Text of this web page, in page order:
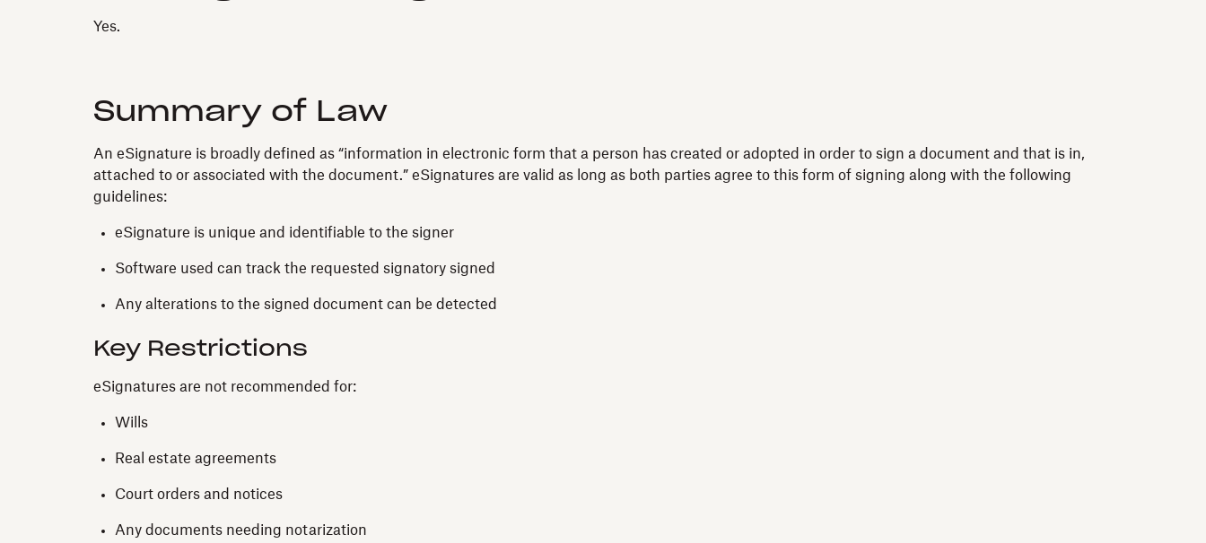
Yes.
Summary of Law
An eSignature is broadly defined as “information in electronic form that a person has created or adopted in order to sign a document and that is in,
attached to or associated with the document.” eSignatures are valid as long as both parties agree to this form of signing along with the following
guidelines:
eSignature is unique and identifiable to the signer
Software used can track the requested signatory signed
Any alterations to the signed document can be detected
Key Restrictions
eSignatures are not recommended for:
Wills
Real estate agreements
Court orders and notices
Any documents needing notarization